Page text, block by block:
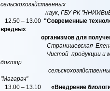
сельскохозяйственных
наук, ГБУ РК "ННИИВиВ
12.50 – 13.00 "Современные
вредных
организмов для получения
Странишевская
Чистой продукции и
доктор
сельскохозяйственных
"Магарач"
13.00 – 13.10 «Внедрение